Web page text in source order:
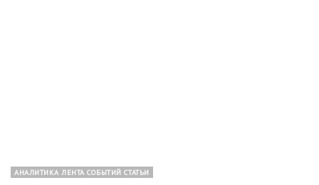
АНАЛИТИКА ЛЕНТА СОБЫТИЙ СТАТЬИ